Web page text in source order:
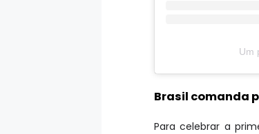
Um
Brasil comanda
Para celebrar a